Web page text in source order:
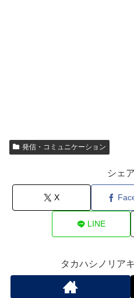
発信・コミュニケーション
シェ
X
LINE
タカハシノリア